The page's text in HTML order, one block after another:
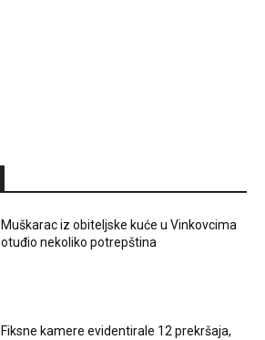
Muškarac iz obiteljske kuće u Vinkovcima
otuđio nekoliko potrepština
Fiksne kamere evidentirale 12 prekršaja,